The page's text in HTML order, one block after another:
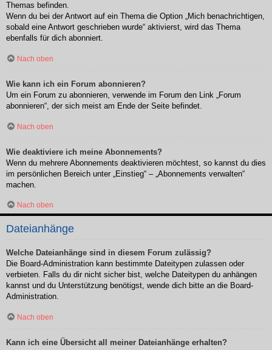
Themas befinden.
Wenn du bei der Antwort auf ein Thema die Option „Mich benachrichtigen,
sobald eine Antwort geschrieben wurde“ aktivierst, wird das Thema
ebenfalls für dich abonniert.
Nach oben
Wie kann ich ein Forum abonnieren?
Um ein Forum zu abonnieren, verwende im Forum den Link „Forum
abonnieren“, der sich meist am Ende der Seite befindet.
Nach oben
Wie deaktiviere ich meine Abonnements?
Wenn du mehrere Abonnements deaktivieren möchtest, so kannst du dies
im persönlichen Bereich unter „Einstieg“ – „Abonnements verwalten“
machen.
Nach oben
Dateianhänge
Welche Dateianhänge sind in diesem Forum zulässig?
Die Board-Administration kann bestimmte Dateitypen zulassen oder
verbieten. Falls du dir nicht sicher bist, welche Dateitypen du anhängen
kannst und du Unterstützung benötigst, wende dich bitte an die Board-
Administration.
Nach oben
Kann ich eine Übersicht all meiner Dateianhänge erhalten?